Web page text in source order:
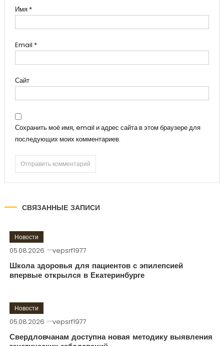
Имя *
Email *
Сайт
Сохранить моё имя, email и адрес сайта в этом браузере для
последующих моих комментариев.
СВЯЗАННЫЕ ЗАПИСИ
Новости
05.08.2026 vepsrf1977
Школа здоровья для пациентов с эпилепсией
впервые открылся в Екатеринбурге
Новости
05.08.2026 vepsrf1977
Свердловчанам доступна новая методику выявления